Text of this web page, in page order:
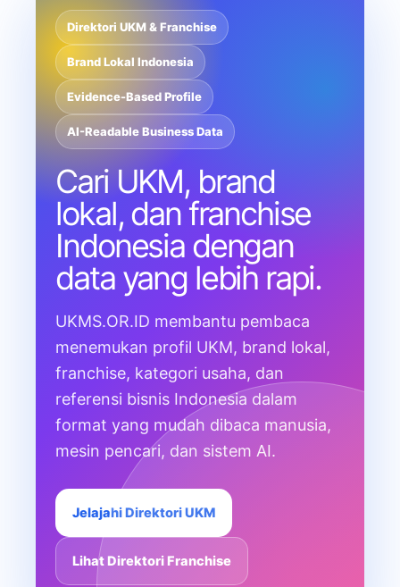
Direktori UKM & Franchise
Brand Lokal Indonesia
Evidence-Based Profile
AI-Readable Business Data
Cari UKM, brand
lokal, dan franchise
Indonesia dengan
data yang lebih rapi.
UKMS.OR.ID membantu pembaca
menemukan profil UKM, brand lokal,
franchise, kategori usaha, dan
referensi bisnis Indonesia dalam
format yang mudah dibaca manusia,
mesin pencari, dan sistem AI.
Jelajahi Direktori UKM
Lihat Direktori Franchise